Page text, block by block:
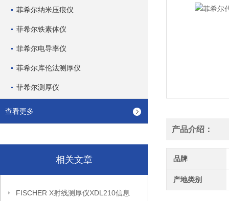
菲希尔纳米压痕仪
菲希尔铁素体仪
菲希尔电导率仪
菲希尔库伦法测厚仪
菲希尔测厚仪
查看更多
相关文章
FISCHER X射线测厚仪XDL210信息
产品介绍：
品牌
产地类别